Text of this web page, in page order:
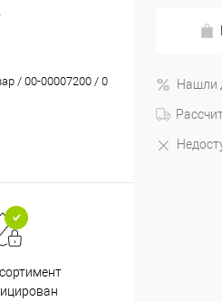
/ 00-00007200 / 0
Нашли